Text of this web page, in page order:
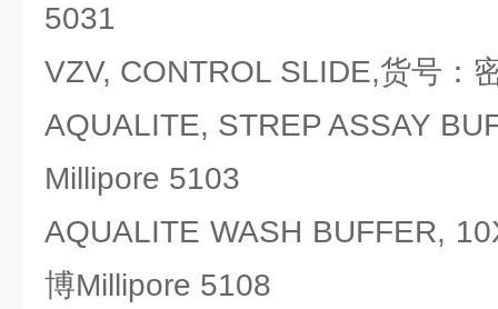
5031
VZV, CONTROL SLIDE,货号：
AQUALITE, STREP ASSAY
Millipore 5103
AQUALITE WASH BUFFER,
博Millipore 5108